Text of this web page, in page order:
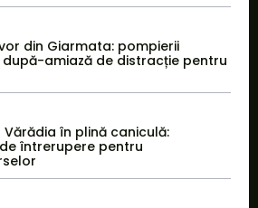
din Giarmata: pompierii
amiază de distracție pentru
în plină caniculă:
întrerupere pentru